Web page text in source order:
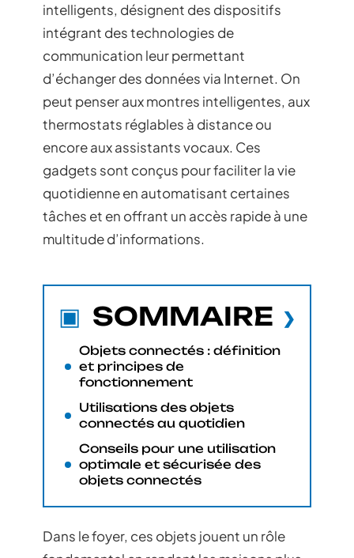
intelligents, désignent des dispositifs
intégrant des technologies de
communication leur permettant
d’échanger des données via Internet. On
peut penser aux montres intelligentes, aux
thermostats réglables à distance ou
encore aux assistants vocaux. Ces
gadgets sont conçus pour faciliter la vie
quotidienne en automatisant certaines
tâches et en offrant un accès rapide à une
multitude d’informations.
SOMMAIRE
Objets connectés : définition
et principes de
fonctionnement
Utilisations des objets
connectés au quotidien
Conseils pour une utilisation
optimale et sécurisée des
objets connectés
Dans le foyer, ces objets jouent un rôle